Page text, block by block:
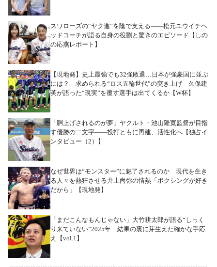
スワローズの“ヤク進”を陰で支える――松元ユウイチヘ
ッドコーチが語る自身の役割と驚きのエピソード【しの
の応燕レポート】
【現地発】史上最強でも32強敗退…日本が強豪国に並ぶ
には？ 求められる“ロス五輪世代”の突き上げ 久保建
英が語った“現実”を覆す選手は出てくるか【W杯】
「胴上げされるのが夢」ヤクルト・池山隆寛監督が目指
す優勝の二文字――投打ともに再建、活性化へ【独占イ
ンタビュー（2）】
なぜ世界は“モンスター”に魅了されるのか 現代を生き
る人々を熱狂させる井上尚弥の情熱「ボクシングが好き
だから」【現地発】
「まだこんなもんじゃない」大竹耕太郎が語る“しっく
り来ていない”2025年 結果の裏に芽生えた確かな手応
え【vol.1】